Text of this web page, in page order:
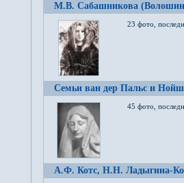
М.В. Сабашникова
23 фото,
Семьи ван дер Пальс и
45 фото,
А.Ф. Котс, Н.Н. Ладыгина-